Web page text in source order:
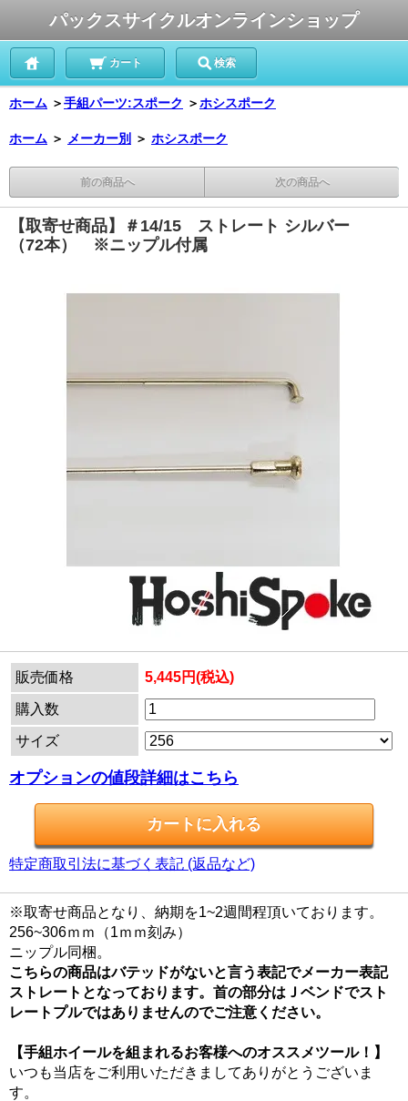
パックスサイクルオンラインショップ
カート 検索
ホーム ＞手組パーツ:スポーク ＞ホシスポーク
ホーム ＞ メーカー別 ＞ ホシスポーク
前の商品へ 次の商品へ
【取寄せ商品】＃14/15 ストレート シルバー
（72本） ※ニップル付属
販売価格 5,445円(税込)
購入数
サイズ
オプションの値段詳細はこちら
特定商取引法に基づく表記 (返品など)
※取寄せ商品となり、納期を1~2週間程頂いております。
256~306ｍｍ（1ｍｍ刻み）
ニップル同梱。
こちらの商品はバテッドがないと言う表記でメーカー表記
ストレートとなっております。首の部分はＪベンドでスト
レートプルではありませんのでご注意ください。
【手組ホイールを組まれるお客様へのオススメツール！】
いつも当店をご利用いただきましてありがとうございま
す。